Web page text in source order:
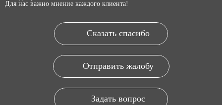
Для нас важно мнение каждого клиента!
Сказать спасибо
Отправить жалобу
Задать вопрос